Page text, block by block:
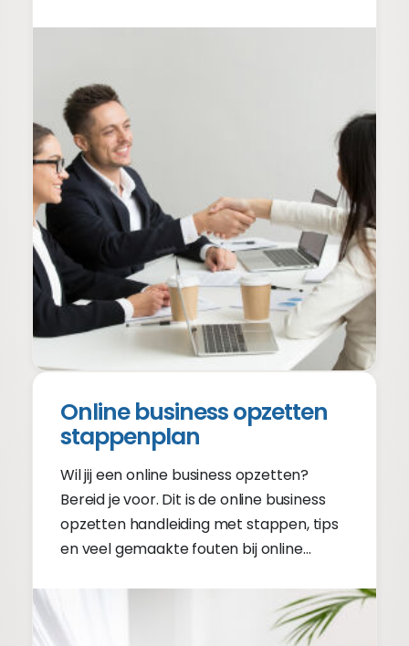
Online business opzetten
stappenplan
Wil jij een online business opzetten?
Bereid je voor. Dit is de online business
opzetten handleiding met stappen, tips
en veel gemaakte fouten bij online